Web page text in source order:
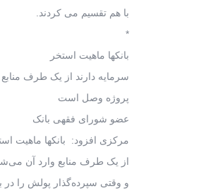
با هم تقسیم می کردند.
*
بانکها ماهیت استخر
سرمایه دارند از یک طرف
پروژه وصل است
عضو شورای فقهی بانک
مرکزی افزود: بانکها ماهیت
از یک طرف منابع وارد آن
و وقتی سپرده‌گذار پولش را